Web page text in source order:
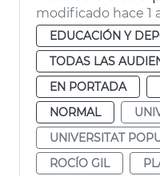
modificado hace 1
EDUCACIÓN Y
TODAS LAS
EN PORTADA
NORMAL
UNIVERSITAT
ROCÍO GIL